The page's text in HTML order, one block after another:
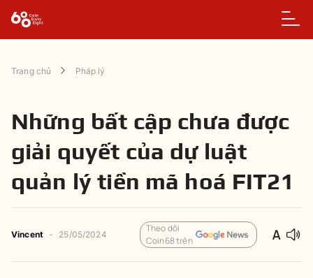
Trang chủ Pháp lý
Những bất cập chưa được
giải quyết của dự luật
quản lý tiền mã hoá FIT21
Vincent - 25/05/2024
Theo dõi
Coin68 trên